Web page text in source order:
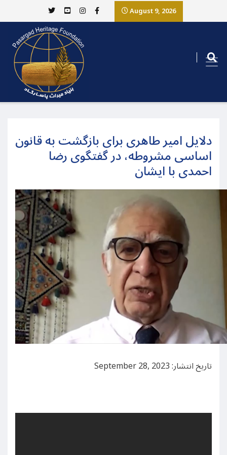
August 9, 2026
دلایل امیر طاهری برای بازگشت به قانون
اساسی مشروطه، در گفتگوی رضا
احمدی با ایشان
تاریخ انتشار: September 28, 2023